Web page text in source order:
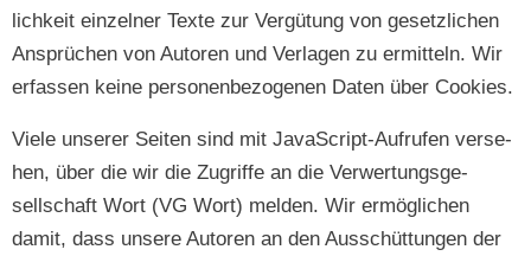
lichkeit einzel­ner Texte zur Vergü­tung von geset­zlichen
Ansprüchen von Autoren und Ver­la­gen zu ermit­teln. Wir
erfassen keine per­so­n­en­be­zo­ge­nen Dat­en über Cookies.
Viele unser­er Seit­en sind mit JavaScript-Aufrufen verse­
hen, über die wir die Zugriffe an die Ver­w­er­tungs­ge­
sellschaft Wort (VG Wort) melden. Wir ermöglichen
damit, dass unsere Autoren an den Auss­chüt­tun­gen der